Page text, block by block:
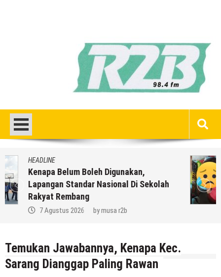
Inilah 16 Lokasi Sasaran MBG Dari SPPG
Mondoteko 3, Termasuk Sekolah Anak
Anda ??
7 Agustus 2026
Temukan Jawabannya, Kenapa Kec.
Sarang Dianggap Paling Rawan